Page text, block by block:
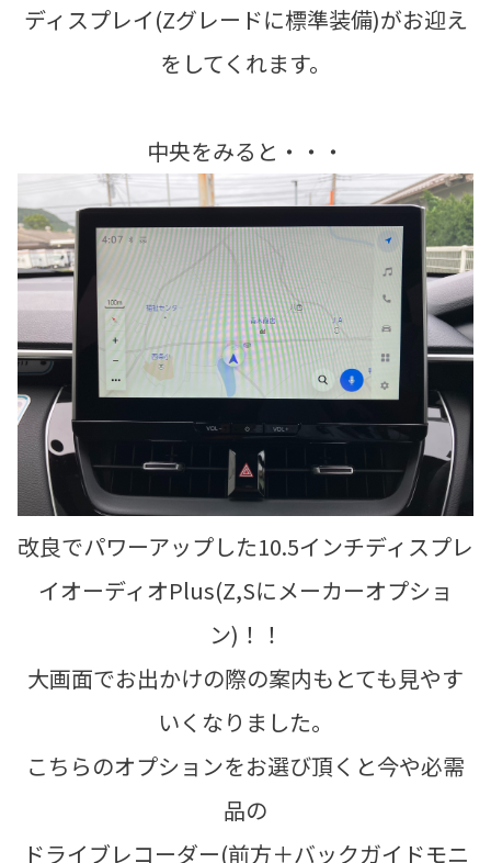
ディスプレイ(Zグレードに標準装備)がお迎え
をしてくれます。
中央をみると・・・
改良でパワーアップした10.5インチディスプレ
イオーディオPlus(Z,Sにメーカーオプショ
ン)！！
大画面でお出かけの際の案内もとても見やす
いくなりました。
こちらのオプションをお選び頂くと今や必需
品の
ドライブレコーダー(前方＋バックガイドモニ